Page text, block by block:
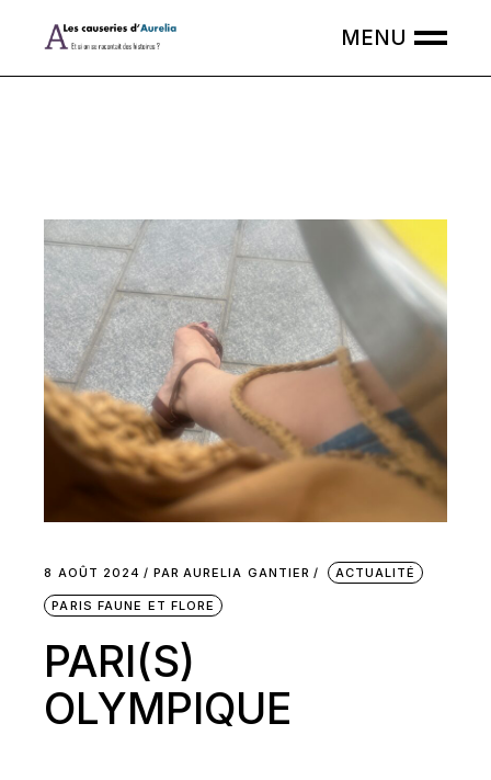
8 AOÛT 2024 PAR AURELIA GANTIER ACTUALITÉ
PARIS FAUNE ET FLORE
PARI(S)
OLYMPIQUE